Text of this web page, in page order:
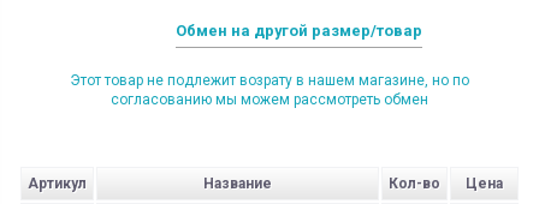
Обмен на другой размер/товар
Этот товар не подлежит возрату в нашем магазине, но по
согласованию мы можем рассмотреть обмен
Артикул Название Кол-во Цена